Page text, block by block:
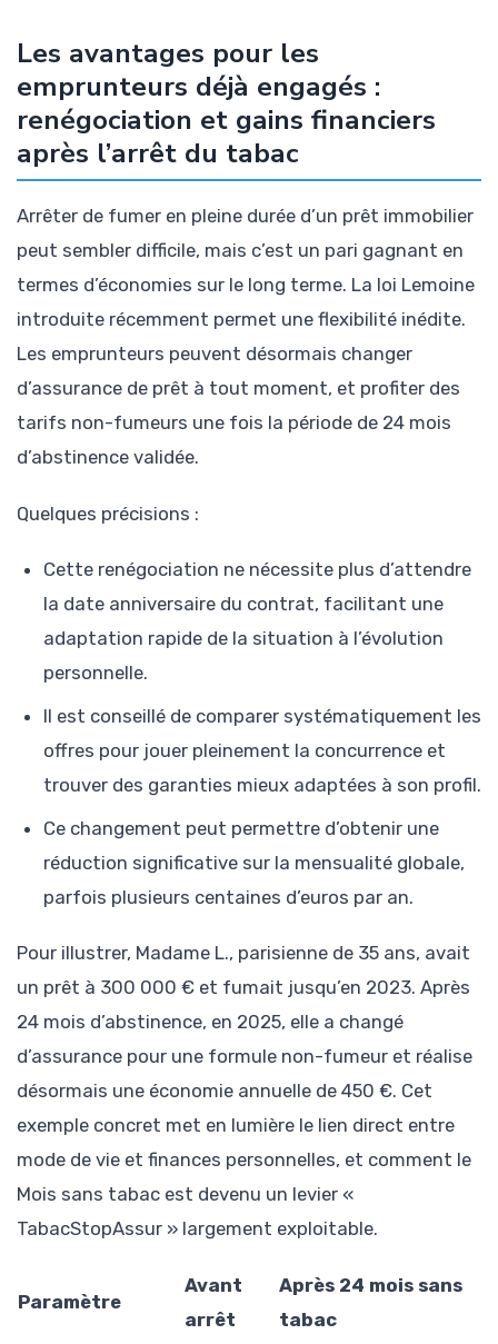
Les avantages pour les
emprunteurs déjà engagés :
renégociation et gains financiers
après l’arrêt du tabac
Arrêter de fumer en pleine durée d’un prêt immobilier
peut sembler difficile, mais c’est un pari gagnant en
termes d’économies sur le long terme. La loi Lemoine
introduite récemment permet une flexibilité inédite.
Les emprunteurs peuvent désormais changer
d’assurance de prêt à tout moment, et profiter des
tarifs non-fumeurs une fois la période de 24 mois
d’abstinence validée.
Quelques précisions :
Cette renégociation ne nécessite plus d’attendre
la date anniversaire du contrat, facilitant une
adaptation rapide de la situation à l’évolution
personnelle.
Il est conseillé de comparer systématiquement les
offres pour jouer pleinement la concurrence et
trouver des garanties mieux adaptées à son profil.
Ce changement peut permettre d’obtenir une
réduction significative sur la mensualité globale,
parfois plusieurs centaines d’euros par an.
Pour illustrer, Madame L., parisienne de 35 ans, avait
un prêt à 300 000 € et fumait jusqu’en 2023. Après
24 mois d’abstinence, en 2025, elle a changé
d’assurance pour une formule non-fumeur et réalise
désormais une économie annuelle de 450 €. Cet
exemple concret met en lumière le lien direct entre
mode de vie et finances personnelles, et comment le
Mois sans tabac est devenu un levier «
TabacStopAssur » largement exploitable.
Paramètre
Avant
arrêt
Après 24 mois sans
tabac